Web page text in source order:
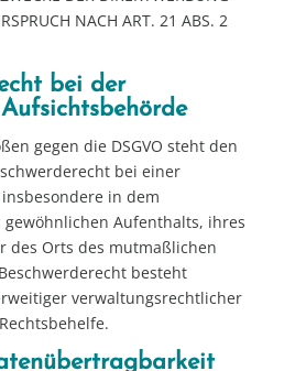
NACH ART. 21 ABS. 2
bei der
gegen die DSGVO steht den
bei einer
in dem
Aufenthalts, ihres
des Orts des mutmaßlichen
besteht
verwaltungsrechtlicher